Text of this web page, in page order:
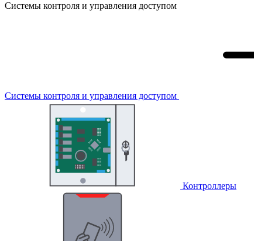
Системы контроля и управления доступом
Системы контроля и управления доступом
Контроллеры